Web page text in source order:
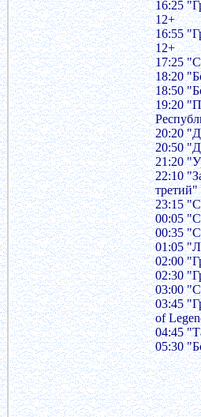
16:25
12+
16:55
12+
17:25
18:20
18:50
19:20
20:20
20:50
21:20
22:10
третий"
23:15
00:05
00:35
01:05
02:00
02:30
03:00
03:45
of
04:45
05:30